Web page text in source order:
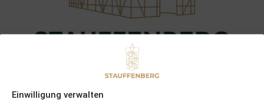
Einwilligung verwalten